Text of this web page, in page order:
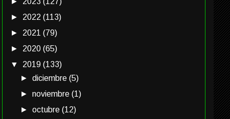
► 2022 (113)
► 2021 (79)
► 2020 (65)
▼ 2019 (133)
►diciembre(5)
►noviembre(1)
►octubre(12)